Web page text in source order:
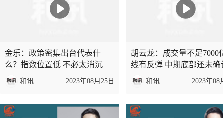
金乐：政策密集出台代表什
么？指数位置低 不必太消沉
和讯 2023年08月25日
胡云龙：成交量不足7000
线有反弹 中期底部还未确
和讯 2023年08